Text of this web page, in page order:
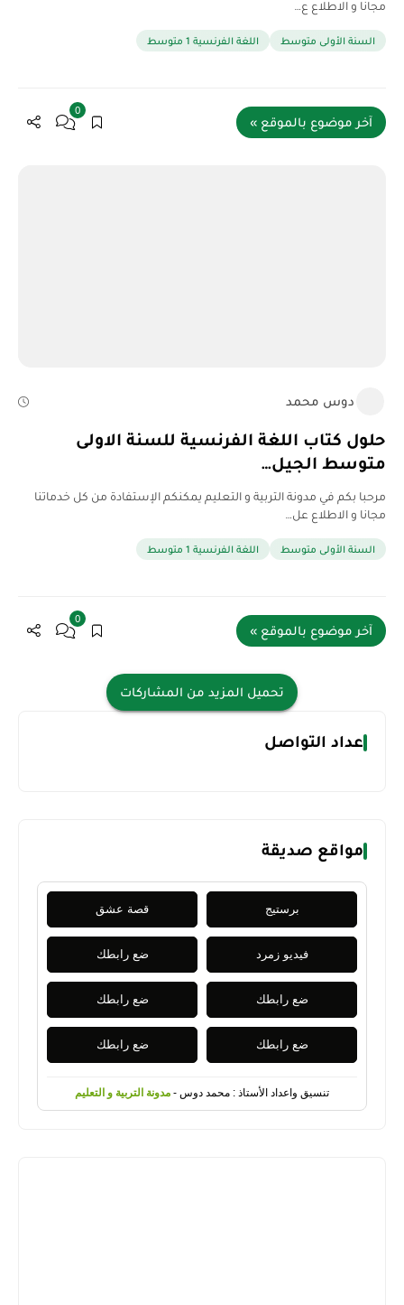
مجانا و الاطلاع ع…
السنة الأولى متوسط اللغة الفرنسية 1 متوسط
آخر موضوع بالموقع »
0
دوس محمد
حلول كتاب اللغة الفرنسية للسنة الاولى
متوسط الجيل…
مرحبا بكم في مدونة التربية و التعليم يمكنكم الإستفادة من كل خدماتنا
مجانا و الاطلاع عل…
السنة الأولى متوسط اللغة الفرنسية 1 متوسط
آخر موضوع بالموقع »
0
تحميل المزيد من المشاركات
عداد التواصل
مواقع صديقة
برستيج قصة عشق
فيديو زمرد ضع رابطك
ضع رابطك ضع رابطك
ضع رابطك ضع رابطك
تنسيق واعداد الأستاذ : محمد دوس - مدونة التربية و التعليم